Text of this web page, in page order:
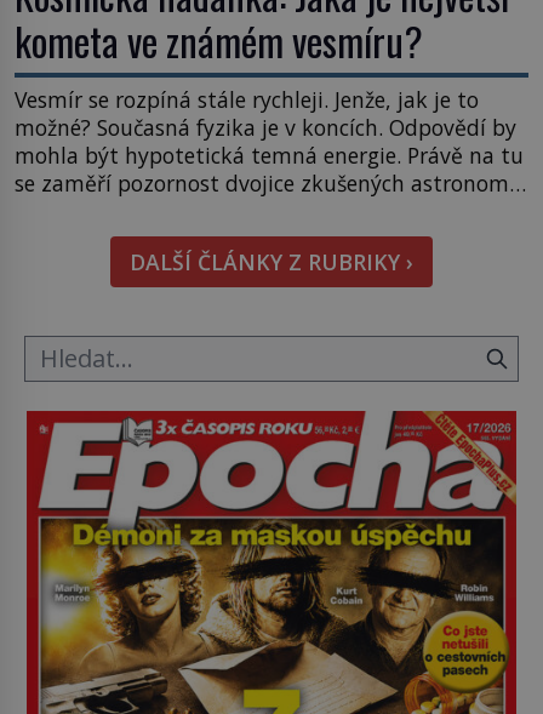
kometa ve známém vesmíru?
Vesmír se rozpíná stále rychleji. Jenže, jak je to
možné? Současná fyzika je v koncích. Odpovědí by
mohla být hypotetická temná energie. Právě na tu
se zaměří pozornost dvojice zkušených astronomů.
hmatatelnějšího. Naprosto rekordní kometu!
Astronomové Pedro Bernardinelli a Gary Bernstein
mravenčí prací zkoumají archivní snímky v rámci
DALŠÍ ČLÁNKY Z RUBRIKY ›